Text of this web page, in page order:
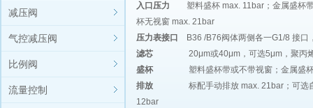
减压阀
气控减压阀
比例阀
流量控制
入口压力 塑料盛杯 max. 11bar；金属盛杯
杯无视窗 max. 21bar
压力表接口
B36 /B76阀体两侧各一G1/8 接
滤芯 20μm或40μm，可选5μm，聚丙
盛杯 塑料盛杯带或不带视窗；金属盛
排放 标配手动排放 max. 21bar；可选自
12bar